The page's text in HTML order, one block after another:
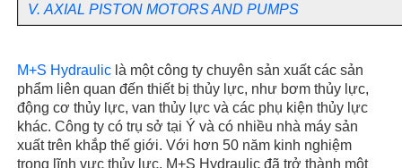
V. AXIAL PISTON MOTORS AND PUMPS
M+S Hydrauliclà một công ty chuyên sản xuất các sản
phẩm liên quan đến thiết bị thủy lực, như bơm thủy lực,
động cơ thủy lực, van thủy lực và các phụ kiện thủy lực
khác. Công ty có trụ sở tại Ý và có nhiều nhà máy sản
xuất trên khắp thế giới. Với hơn 50 năm kinh nghiệm
trong lĩnh vực thủy lực, M+S Hydraulic đã trở thành một